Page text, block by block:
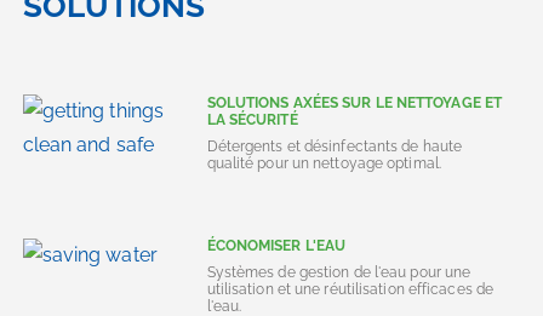
SOLUTIONS AXÉES SUR LE NETTOYAGE ET
LA SÉCURITÉ
Détergents et désinfectants de haute
qualité pour un nettoyage optimal.
ÉCONOMISER L'EAU
Systèmes de gestion de l'eau pour une
utilisation et une réutilisation efficaces de
l'eau.